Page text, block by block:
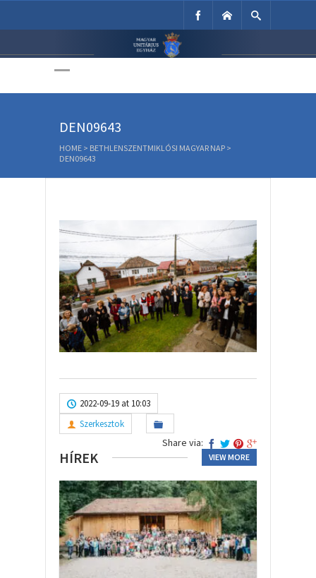
Unitárius Egyház
DEN09643
HOME > BETHLENSZENTMIKLÓSI MAGYAR NAP >
DEN09643
2022-09-19 at 10:03
Szerkesztok
Share via:
HÍREK VIEW MORE